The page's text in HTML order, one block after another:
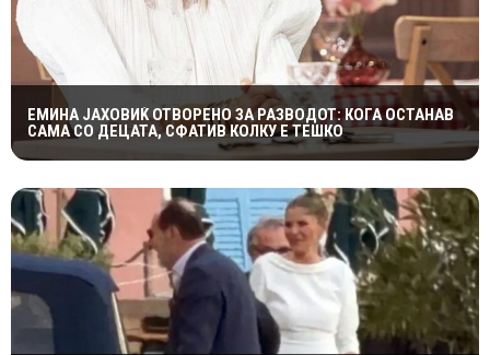
ЕМИНА ЈАХОВИЌ ОТВОРЕНО ЗА РАЗВОДОТ: КОГА ОСТАНАВ
САМА СО ДЕЦАТА, СФАТИВ КОЛКУ Е ТЕШКО